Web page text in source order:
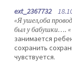
ext_2367732
«Я ушел,оба
был у бабушки…. «
занимается
сохранить
чувствуется.